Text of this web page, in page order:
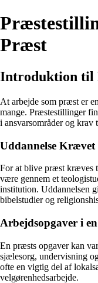
Præst
Introduktion til
At arbejde som præst er
mange. Præstestillinger
i ansvarsområder og krav
Uddannelse
For at blive præst kræves
være gennem et
institution. Uddannelsen
bibelstudier og
Arbejdsopgaver i
En præsts opgaver kan
sjælesorg, undervisning
ofte en vigtig del af
velgørenhedsarbejde.